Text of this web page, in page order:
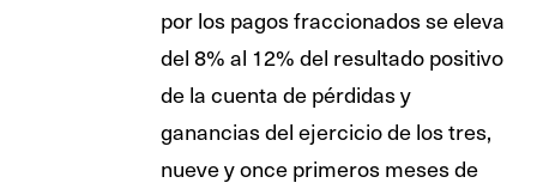
por los pagos fraccionados se eleva
del 8% al 12% del resultado positivo
de la cuenta de pérdidas y
ganancias del ejercicio de los tres,
nueve y once primeros meses de